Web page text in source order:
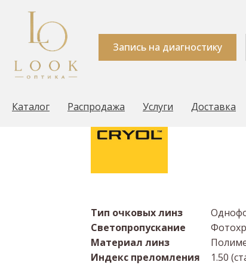
Запись на диагностику
Каталог Распродажа Услуги Доставка
Линза Cryol
brown/grey
Look Оптика
Тип очковых линз
Светопропускание
Материал линз
Индекс преломления
1.50